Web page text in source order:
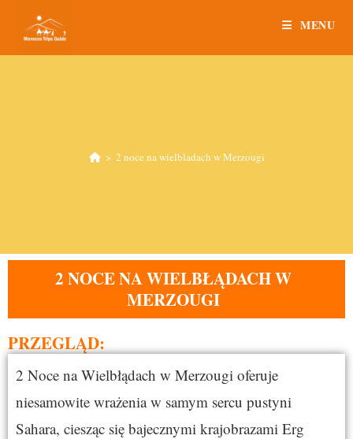
MENU
> 2 noce na wielbladach w Merzougi
2 NOCE NA WIELBŁĄDACH W
MERZOUGI
PRZEGLĄD:
2 Noce na Wielbłądach w Merzougi oferuje
niesamowite wrażenia w samym sercu pustyni
Sahara, ciesząc się bajecznymi krajobrazami Erg